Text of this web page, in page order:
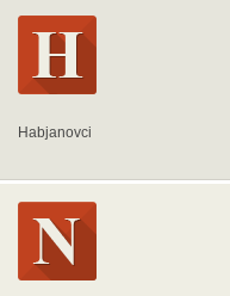
Habjanovci